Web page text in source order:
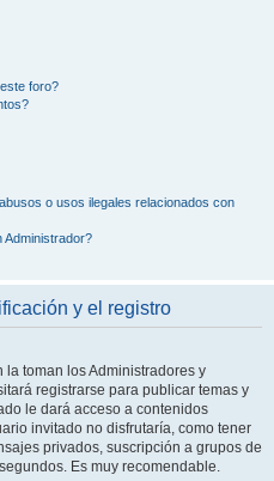
foro?
o usos ilegales relacionados con
Administrador?
y el registro
toman los Administradores y
registrarse para publicar temas y
le dará acceso a contenidos
invitado no disfrutaría, como tener
privados, suscripción a grupos de
Es muy recomendable.